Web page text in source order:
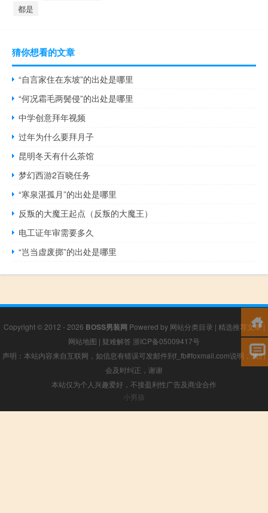
都是
猜你想看的文章
“自言家住在东坡”的出处是哪里
“何况霜毛两鬓侵”的出处是哪里
中学创意拜年视频
过年为什么要拜月子
昆明冬天有什么茶馆
梦幻西游2百晓任务
“寒泉湛孤月”的出处是哪里
反叛的大魔王起点（反叛的大魔王）
电工证年审需要多久
“岂当虚废掷”的出处是哪里
Copyright © 2012 - 2026 BOSS男装网 Powered by 网站分类目录 | 精选推荐文章|
网站地图 | 疑难解答 浙ICP备05009417号
声明：本站内容来自互联网，如信息有错误可发邮件到f_fb#foxmail.com说明，我们
会及时纠正，谢谢
本站仅为个人兴趣爱好，不接盈利性广告及商业合作
小男孩